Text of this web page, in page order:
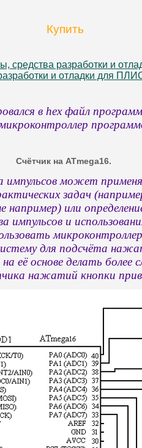
Купить
средства разработки и
и отладки для
в hex файл
Счётчик на ATmega16.
импульсов может
задач
например) или
импульсов и
для подсчёта
её основе делать
нажатий кнопки